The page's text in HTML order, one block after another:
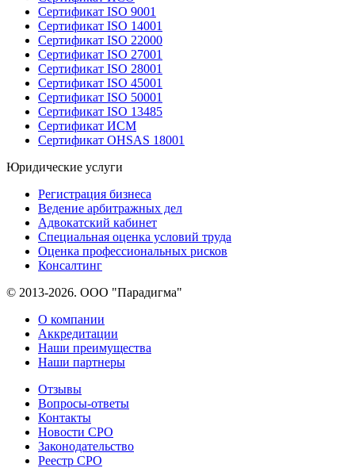
Сертификат ISO 9001
Сертификат ISO 14001
Сертификат ISO 22000
Сертификат ISO 27001
Сертификат ISO 28001
Сертификат ISO 45001
Сертификат ISO 50001
Сертификат ISO 13485
Сертификат ИСМ
Сертификат OHSAS 18001
Юридические услуги
Регистрация бизнеса
Ведение арбитражных дел
Адвокатский кабинет
Специальная оценка условий труда
Оценка профессиональных рисков
Консалтинг
© 2013-2026. ООО "Парадигма"
О компании
Аккредитации
Наши преимущества
Наши партнеры
Отзывы
Вопросы-ответы
Контакты
Новости СРО
Законодательство
Реестр СРО